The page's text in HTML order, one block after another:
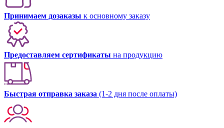
Принимаем дозаказы к основному заказу
Предоставляем сертификаты на продукцию
Быстрая отправка заказа (1-2 дня после оплаты)